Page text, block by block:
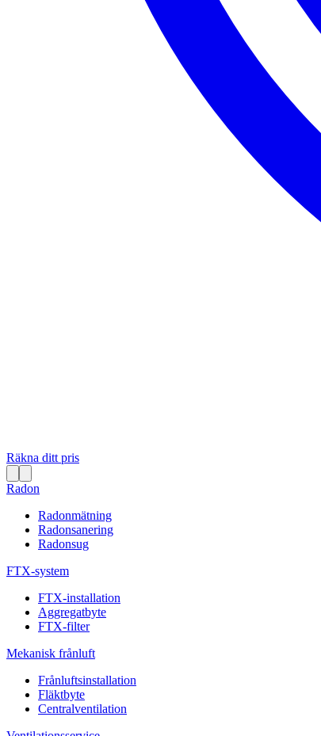
Räkna ditt pris
Radon
Radonmätning
Radonsanering
Radonsug
FTX-system
FTX-installation
Aggregatbyte
FTX-filter
Mekanisk frånluft
Frånluftsinstallation
Fläktbyte
Centralventilation